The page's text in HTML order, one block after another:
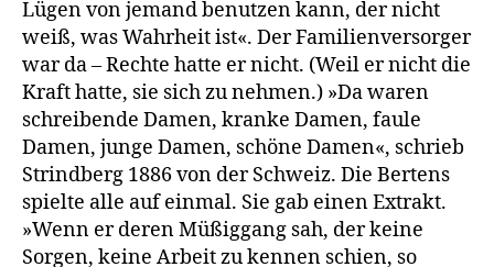
Lügen von jemand benutzen kann, der nicht
weiß, was Wahrheit ist«. Der Familienversorger
war da – Rechte hatte er nicht. (Weil er nicht die
Kraft hatte, sie sich zu nehmen.) »Da waren
schreibende Damen, kranke Damen, faule
Damen, junge Damen, schöne Damen«, schrieb
Strindberg 1886 von der Schweiz. Die Bertens
spielte alle auf einmal. Sie gab einen Extrakt.
»Wenn er deren Müßiggang sah, der keine
Sorgen, keine Arbeit zu kennen schien, so